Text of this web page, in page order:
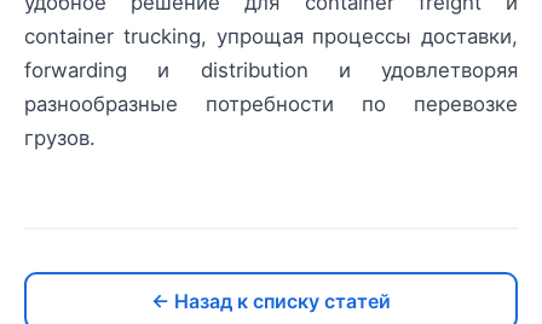
container trucking, упрощая процессы доставки,
forwarding и distribution и удовлетворяя
разнообразные потребности по перевозке
грузов.
← Назад к списку статей